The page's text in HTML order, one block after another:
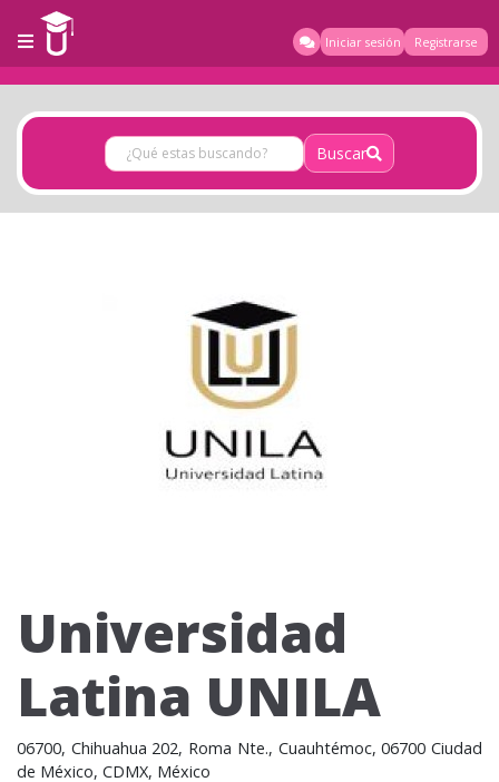
Iniciar sesión Registrarse
Buscar
Universidad
Latina UNILA
06700, Chihuahua 202, Roma Nte., Cuauhtémoc, 06700 Ciudad
de México, CDMX, México